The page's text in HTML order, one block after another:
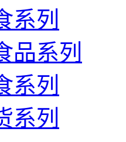
系列
品系列
系列
系列